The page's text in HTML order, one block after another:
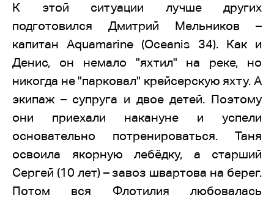
К этой ситуации лучше других
подготовился Дмитрий Мельников –
капитан Aquamarine (Oceanis 34). Как и
Денис, он немало "яхтил" на реке, но
никогда не "парковал" крейсерскую яхту. А
экипаж – супруга и двое детей. Поэтому
они приехали накануне и успели
основательно потренироваться. Таня
освоила якорную лебёдку, а старший
Сергей (10 лет) – завоз швартова на берег.
Потом вся Флотилия любовалась